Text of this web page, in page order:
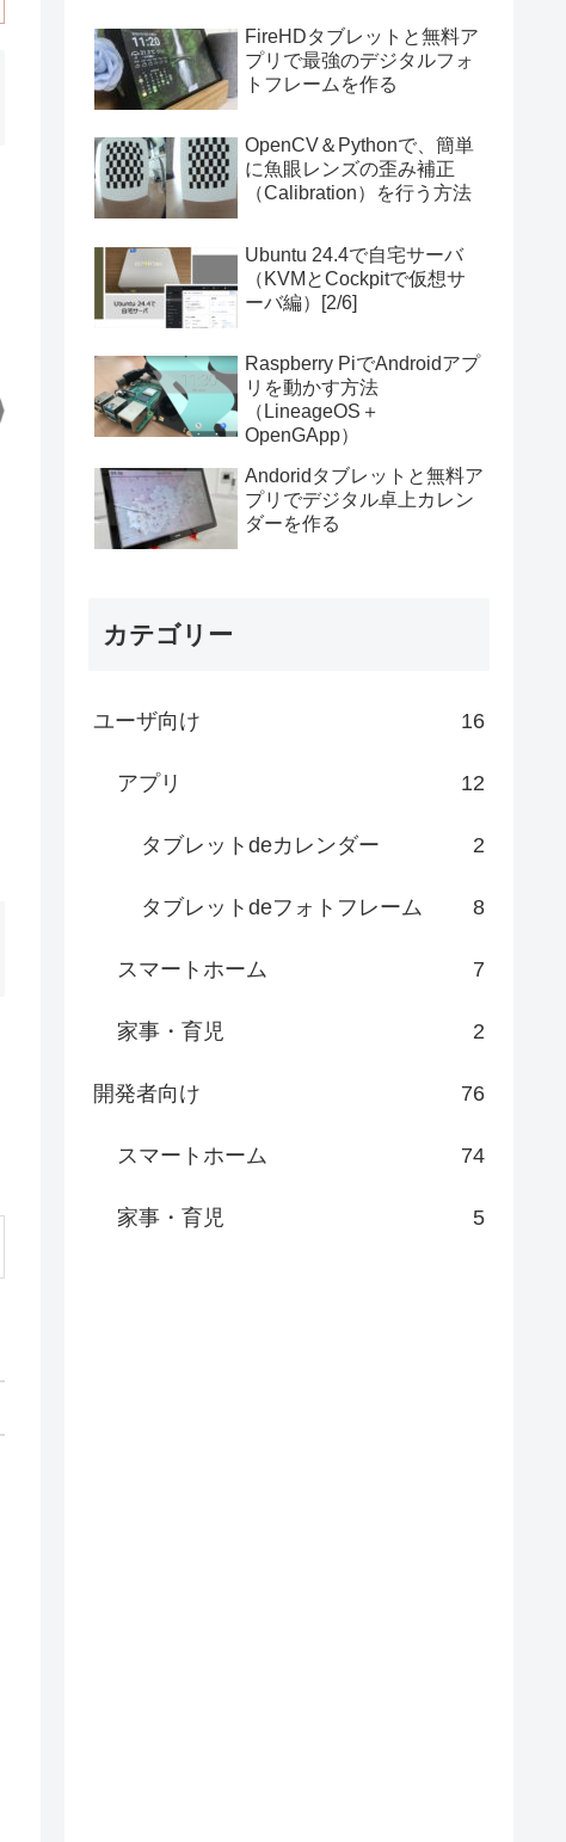
FireHDタブレットと無料ア
プリで最強のデジタルフォ
トフレームを作る
OpenCV＆Pythonで、簡単
に魚眼レンズの歪み補正
（Calibration）を行う方法
Ubuntu 24.4で自宅サーバ
（KVMとCockpitで仮想サ
ーバ編）[2/6]
Raspberry PiでAndroidアプ
リを動かす方法
（LineageOS＋
OpenGApp）
Andoridタブレットと無料ア
プリでデジタル卓上カレン
ダーを作る
カテゴリー
ユーザ向け 16
アプリ 12
タブレットdeカレンダー 2
タブレットdeフォトフレーム 8
スマートホーム 7
家事・育児 2
開発者向け 76
スマートホーム 74
家事・育児 5